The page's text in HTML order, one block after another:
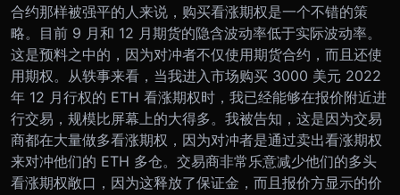
合约那样被强平的人来说，购买看涨期权是一个不错的策
略。目前 9 月和 12 月期货的隐含波动率低于实际波动率。
这是预料之中的，因为对冲者不仅使用期货合约，而且还使
用期权。 从轶事来看，当我进入市场购买 3000 美元 2022
年 12 月行权的 ETH 看涨期权时，我已经能够在报价附近进
行交易，规模比屏幕上的大得多。我被告知，这是因为交易
商都在大量做多看涨期权，因为对冲者是通过卖出看涨期权
来对冲他们的 ETH 多仓。交易商非常乐意减少他们的多头
看涨期权敞口，因为这释放了保证金，而且报价方显示的价